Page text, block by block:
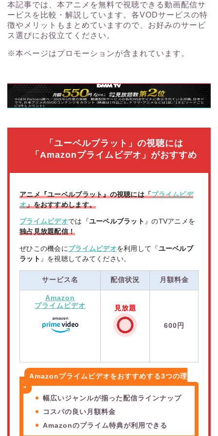
本記事では、本アニメを無料で視聴できる動画配信サ
ービスを比較・解説しています。各VODサービスの特
徴やメリットもまとめていますので、お好みのサービ
ス選びにお役立てください。
※本ページはプロモーションが含まれています。
「ユーベルブラット」の視聴には
「Amazonプライムビデオ」がおすすめ
アニメ『ユーベルブラット』の視聴には「プライムビデ
オ」をおすすめします。
プライムビデオでは『ユーベルブラット 』のTVアニメを
独占見放題配信！
ぜひこの機会に プライムビデオを利用して『 ユーベルブ
ラット 』を視聴してみてください。
サービス名 配信状況 月額料金
Amazon
プライムビデオ
見放題
600円
Amazonプライムビデオをおすすめする3つの理
由
幅広いジャンルが揃った配信ラインナップ
コスパの良い月額料金
Amazonのプライム特典が利用できる